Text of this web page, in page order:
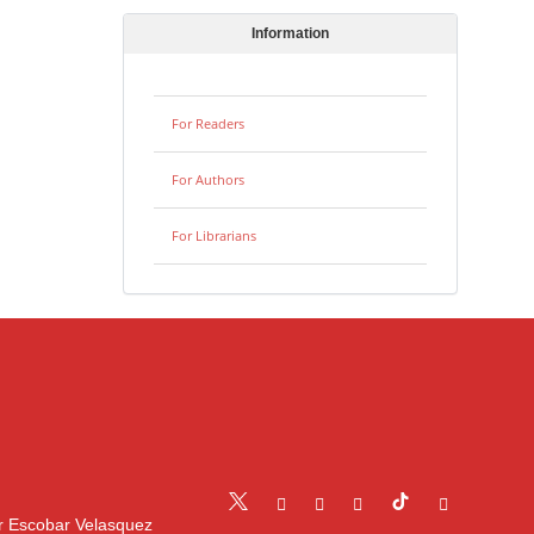
Information
For Readers
For Authors
For Librarians
Escobar Velasquez